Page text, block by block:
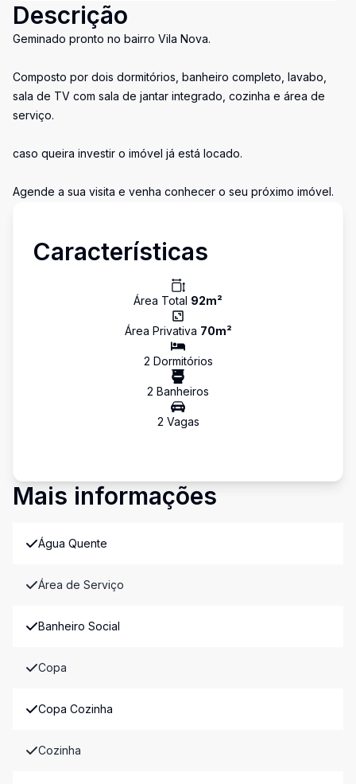
Descrição
Geminado pronto no bairro Vila Nova.
Composto por dois dormitórios, banheiro completo, lavabo,
sala de TV com sala de jantar integrado, cozinha e área de
serviço.
caso queira investir o imóvel já está locado.
Agende a sua visita e venha conhecer o seu próximo imóvel.
Características
Área Total 92m²
Área Privativa 70m²
2 Dormitórios
2 Banheiros
2 Vagas
Mais informações
Água Quente
Área de Serviço
Banheiro Social
Copa
Copa Cozinha
Cozinha